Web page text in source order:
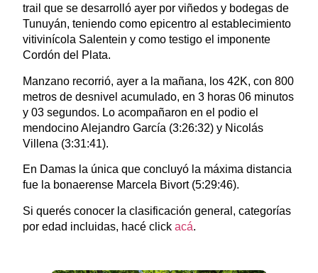
trail que se desarrolló ayer por viñedos y bodegas de
Tunuyán, teniendo como epicentro al establecimiento
vitivinícola Salentein y como testigo el imponente
Cordón del Plata.
Manzano recorrió, ayer a la mañana, los 42K, con 800
metros de desnivel acumulado, en 3 horas 06 minutos
y 03 segundos. Lo acompañaron en el podio el
mendocino Alejandro García (3:26:32) y Nicolás
Villena (3:31:41).
En Damas la única que concluyó la máxima distancia
fue la bonaerense Marcela Bivort (5:29:46).
Si querés conocer la clasificación general, categorías
por edad incluidas, hacé click acá.